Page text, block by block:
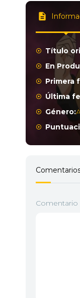
Título
En
Primera
Última
Género:
Comentario